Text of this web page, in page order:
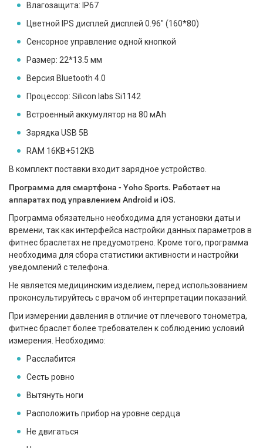
Влагозащита: IP67
Цветной IPS дисплей дисплей 0.96" (160*80)
Сенсорное управление одной кнопкой
Размер: 22*13.5 мм
Версия Bluetooth 4.0
Процессор: Silicon labs Si1142
Встроенный аккумулятор на 80 мАh
Зарядка USB 5В
RAM 16KB+512KB
В комплект поставки входит зарядное устройство.
Программа для смартфона - Yoho Sports. Работает на
аппаратах под управлением Android и iOS.
Программа обязательно необходима для установки даты и
времени, так как интерфейса настройки данных параметров в
фитнес браслетах не предусмотрено. Кроме того, программа
необходима для сбора статистики активности и настройки
уведомлений с телефона.
Не является медицинским изделием, перед использованием
проконсультируйтесь с врачом об интерпретации показаний.
При измерении давления в отличие от плечевого тонометра,
фитнес браслет более требователен к соблюдению условий
измерения. Необходимо:
Расслабится
Сесть ровно
Вытянуть ноги
Расположить прибор на уровне сердца
Не двигаться